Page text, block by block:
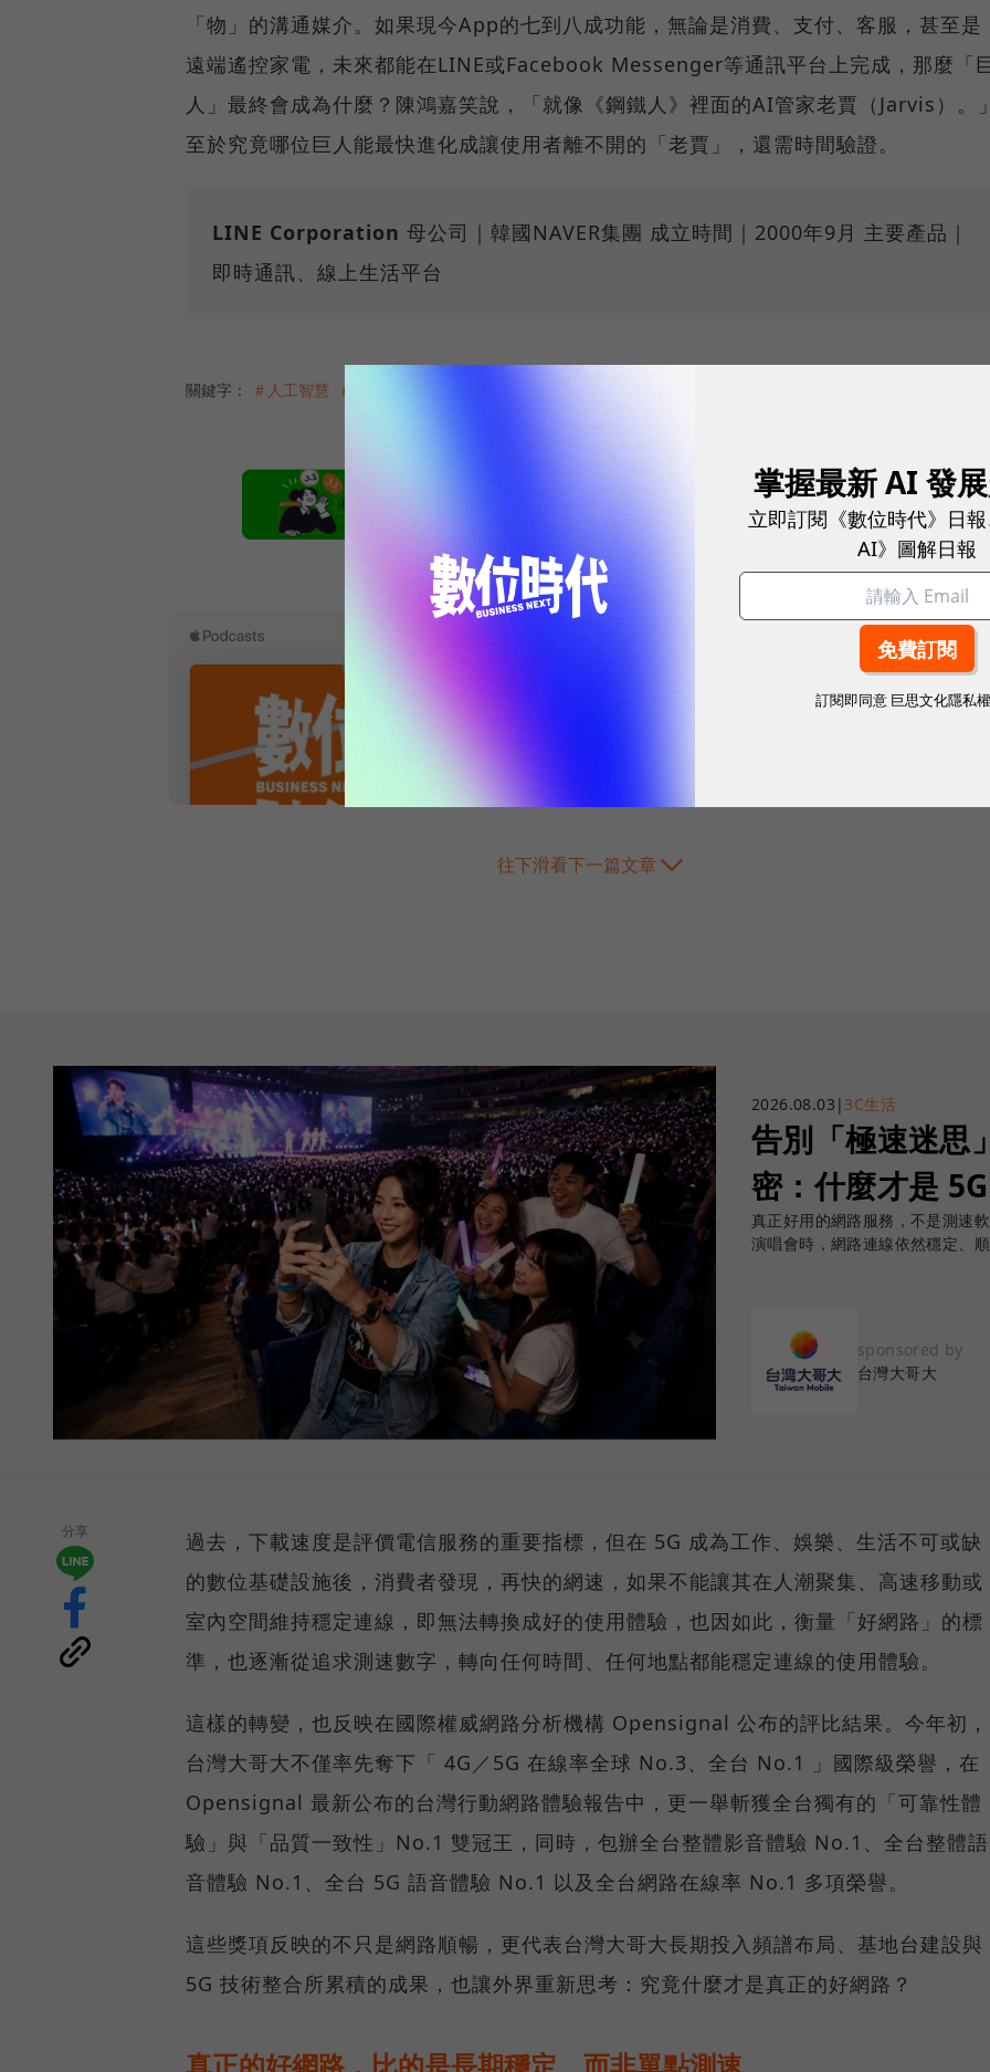
「物」的溝通媒介。如果現今App的七到八成功能，無論是消費、支付、客服，甚至是
遠端遙控家電，未來都能在LINE或Facebook Messenger等通訊平台上完成，那麼「
人」最終會成為什麼？陳鴻嘉笑說，「就像《鋼鐵人》裡面的AI管家老賈（Jarvis）。
至於究竟哪位巨人能最快進化成讓使用者離不開的「老賈」，還需時間驗證。
LINE Corporation 母公司｜韓國NAVER集團 成立時間｜2000年9月 主要產品｜
即時通訊、線上生活平台
關鍵字： ＃人工智慧 ＃LINE
本網站內容未經允許，不得轉載。
往下滑看下一篇文章
2026.08.03 | 3C生活
告別「極速迷
密：什麼才是
真正好用的網路服務，不是測速
演唱會時，網路連線依然穩定、
sponsored by
台灣大哥大
分享
過去，下載速度是評價電信服務的重要指標，但在 5G 成為工作、娛樂、生活不可或缺
的數位基礎設施後，消費者發現，再快的網速，如果不能讓其在人潮聚集、高速移動或
室內空間維持穩定連線，即無法轉換成好的使用體驗，也因如此，衡量「好網路」的標
準，也逐漸從追求測速數字，轉向任何時間、任何地點都能穩定連線的使用體驗。
這樣的轉變，也反映在國際權威網路分析機構 Opensignal 公布的評比結果。今年初，
台灣大哥大不僅率先奪下「 4G／5G 在線率全球 No.3、全台 No.1 」國際級榮譽，在
Opensignal 最新公布的台灣行動網路體驗報告中，更一舉斬獲全台獨有的「可靠性體
驗」與「品質一致性」No.1 雙冠王，同時，包辦全台整體影音體驗 No.1、全台整體語
音體驗 No.1、全台 5G 語音體驗 No.1 以及全台網路在線率 No.1 多項榮譽。
這些獎項反映的不只是網路順暢，更代表台灣大哥大長期投入頻譜布局、基地台建設與
5G 技術整合所累積的成果，也讓外界重新思考：究竟什麼才是真正的好網路？
掌握最新 AI 發
立即訂閱《數位時代》日
AI》圖解日報
訂閱即同意 巨思文化隱私